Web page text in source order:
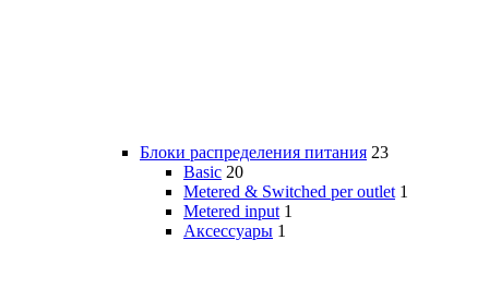
Блоки распределения питания 23
Basic 20
Metered & Switched per outlet 1
Metered input 1
Аксессуары 1